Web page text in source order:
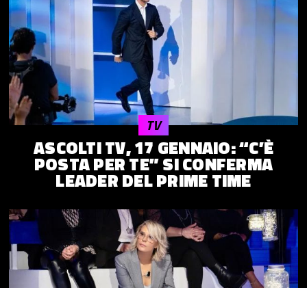
ASCOLTI TV, 17 GENNAIO: “C’È
POSTA PER TE” SI CONFERMA
LEADER DEL PRIME TIME
TV